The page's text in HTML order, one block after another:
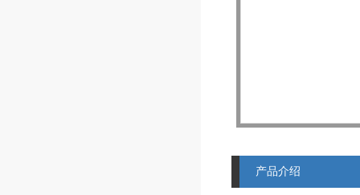
产品介绍